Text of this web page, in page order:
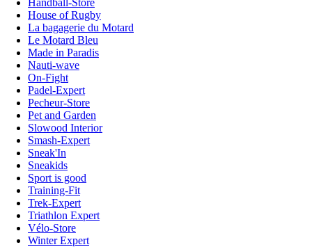
House of Rugby
La bagagerie du Motard
Le Motard Bleu
Made in Paradis
Nauti-wave
On-Fight
Padel-Expert
Pecheur-Store
Pet and Garden
Slowood Interior
Smash-Expert
Sneak'In
Sneakids
Sport is good
Training-Fit
Trek-Expert
Triathlon Expert
Vélo-Store
Winter Expert